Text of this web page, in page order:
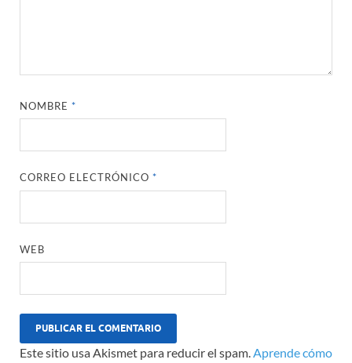
NOMBRE*
CORREO ELECTRÓNICO*
WEB
Este sitio usa Akismet para reducir el spam.Aprende cómo